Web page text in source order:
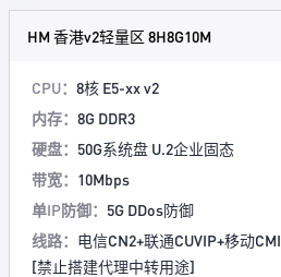
HM 香港v2轻量区 8H8G10M
CPU： 8核 E5-xx v2
内存： 8G DDR3
硬盘： 50G系统盘 U.2企业固态
带宽： 10Mbps
单IP防御： 5G DDos防御
线路： 电信CN2+联通CUVIP+移动CMI
[禁止搭建代理中转用途]